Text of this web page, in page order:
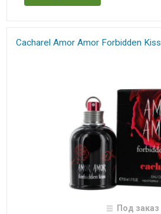
Cacharel Amor Amor Forbidden Kiss
Под заказ